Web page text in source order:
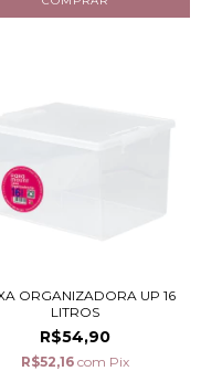
ORGANIZADORA UP 16
LITROS
R$54,90
R$52,16 com Pix